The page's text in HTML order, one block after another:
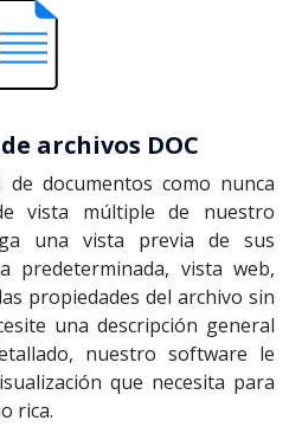
archivos DOC
documentos como nunca
vista múltiple de nuestro
una vista previa de sus
predeterminada, vista web,
propiedades del archivo sin
una descripción general
nuestro software le
que necesita para
rica.